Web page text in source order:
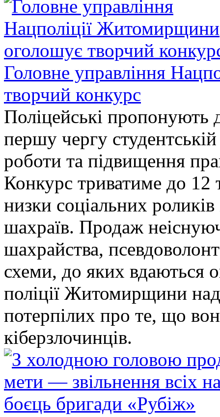
Головне управління
творчий конкурс
Поліцейські пропонують
першу чергу
роботи та підвищення
Конкурс триватиме до 12
низки соціальних
шахраїв. Продаж
шахрайства,
схеми, до яких
поліції Житомирщини
потерпілих про те, що
кіберзлочинців.